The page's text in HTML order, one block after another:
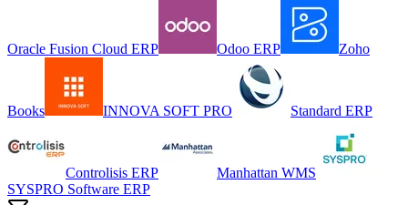
Oracle Fusion Cloud ERP Odoo ERP Zoho
Books INNOVA SOFT PRO Standard ERP
Controlisis ERP
Manhattan WMS
SYSPRO Software ERP